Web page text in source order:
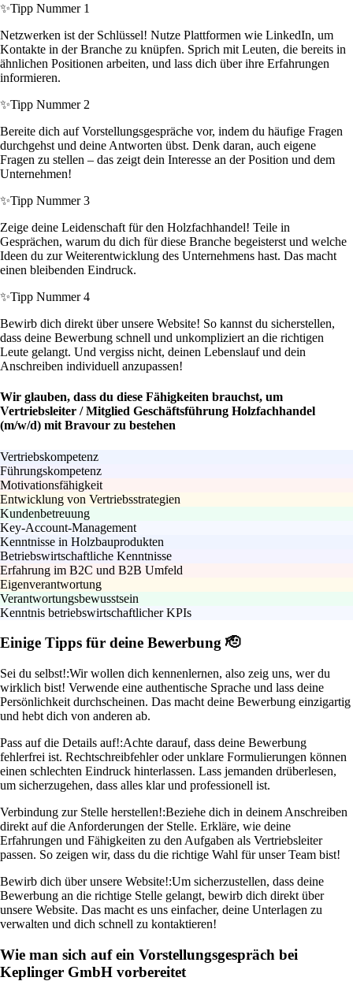
✨Tipp Nummer 1
Netzwerken ist der Schlüssel! Nutze Plattformen wie LinkedIn, um
Kontakte in der Branche zu knüpfen. Sprich mit Leuten, die bereits in
ähnlichen Positionen arbeiten, und lass dich über ihre Erfahrungen
informieren.
✨Tipp Nummer 2
Bereite dich auf Vorstellungsgespräche vor, indem du häufige Fragen
durchgehst und deine Antworten übst. Denk daran, auch eigene
Fragen zu stellen – das zeigt dein Interesse an der Position und dem
Unternehmen!
✨Tipp Nummer 3
Zeige deine Leidenschaft für den Holzfachhandel! Teile in
Gesprächen, warum du dich für diese Branche begeisterst und welche
Ideen du zur Weiterentwicklung des Unternehmens hast. Das macht
einen bleibenden Eindruck.
✨Tipp Nummer 4
Bewirb dich direkt über unsere Website! So kannst du sicherstellen,
dass deine Bewerbung schnell und unkompliziert an die richtigen
Leute gelangt. Und vergiss nicht, deinen Lebenslauf und dein
Anschreiben individuell anzupassen!
Wir glauben, dass du diese Fähigkeiten brauchst, um
Vertriebsleiter / Mitglied Geschäftsführung Holzfachhandel
(m/w/d) mit Bravour zu bestehen
Vertriebskompetenz
Führungskompetenz
Motivationsfähigkeit
Entwicklung von Vertriebsstrategien
Kundenbetreuung
Key-Account-Management
Kenntnisse in Holzbauprodukten
Betriebswirtschaftliche Kenntnisse
Erfahrung im B2C und B2B Umfeld
Eigenverantwortung
Verantwortungsbewusstsein
Kenntnis betriebswirtschaftlicher KPIs
Einige Tipps für deine Bewerbung 🫡
Sei du selbst!:Wir wollen dich kennenlernen, also zeig uns, wer du
wirklich bist! Verwende eine authentische Sprache und lass deine
Persönlichkeit durchscheinen. Das macht deine Bewerbung einzigartig
und hebt dich von anderen ab.
Pass auf die Details auf!:Achte darauf, dass deine Bewerbung
fehlerfrei ist. Rechtschreibfehler oder unklare Formulierungen können
einen schlechten Eindruck hinterlassen. Lass jemanden drüberlesen,
um sicherzugehen, dass alles klar und professionell ist.
Verbindung zur Stelle herstellen!:Beziehe dich in deinem Anschreiben
direkt auf die Anforderungen der Stelle. Erkläre, wie deine
Erfahrungen und Fähigkeiten zu den Aufgaben als Vertriebsleiter
passen. So zeigen wir, dass du die richtige Wahl für unser Team bist!
Bewirb dich über unsere Website!:Um sicherzustellen, dass deine
Bewerbung an die richtige Stelle gelangt, bewirb dich direkt über
unsere Website. Das macht es uns einfacher, deine Unterlagen zu
verwalten und dich schnell zu kontaktieren!
Wie man sich auf ein Vorstellungsgespräch bei
Keplinger GmbH vorbereitet